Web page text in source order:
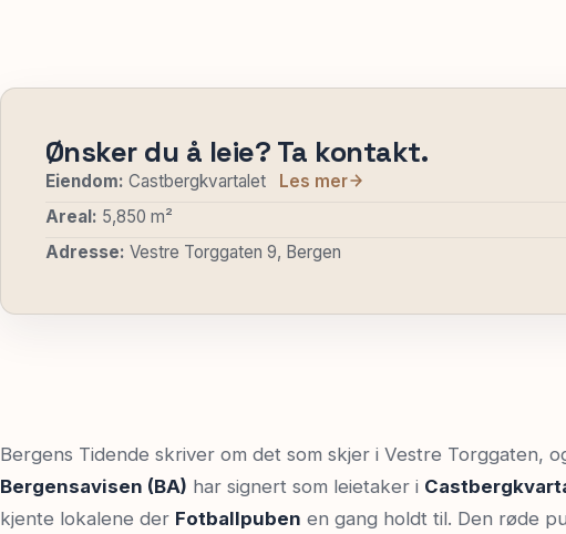
Ønsker du å leie? Ta kontakt.
Eiendom: Castbergkvartalet
Les mer
Areal: 5,850 m²
Adresse: Vestre Torggaten 9, Bergen
Bergens Tidende skriver om det som skjer i Vestre Torggaten,
Bergensavisen (BA) har signert som leietaker i
kjente lokalene der Fotballpuben en gang holdt til. Den røde